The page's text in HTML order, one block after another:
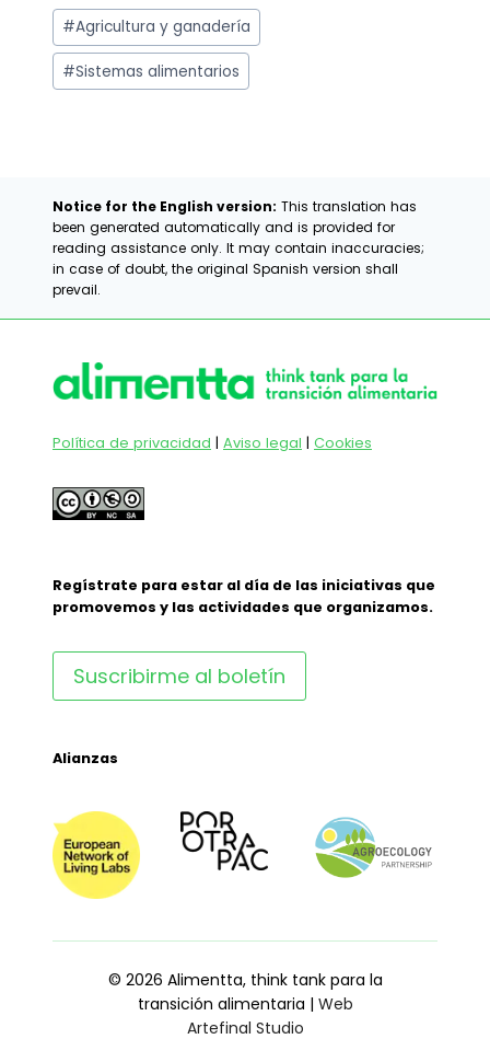
Etiquetas
de
la
#Agricultura y ganadería
#Sistemas alimentarios
Notice for the English version: This translation has
been generated automatically and is provided for
reading assistance only. It may contain inaccuracies;
in case of doubt, the original Spanish version shall
prevail.
Política de privacidad | Aviso legal | Cookies
Regístrate para estar al día de las iniciativas que
promovemos y las actividades que organizamos.
Suscribirme al boletín
Alianzas
© 2026 Alimentta, think tank para la
transición alimentaria | Web
Artefinal Studio